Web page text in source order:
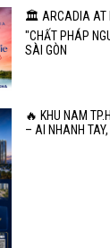
🏛️ ARCADIA AT
"CHẤT PHÁP
SÀI GÒN
🔥 KHU NAM
– AI NHANH